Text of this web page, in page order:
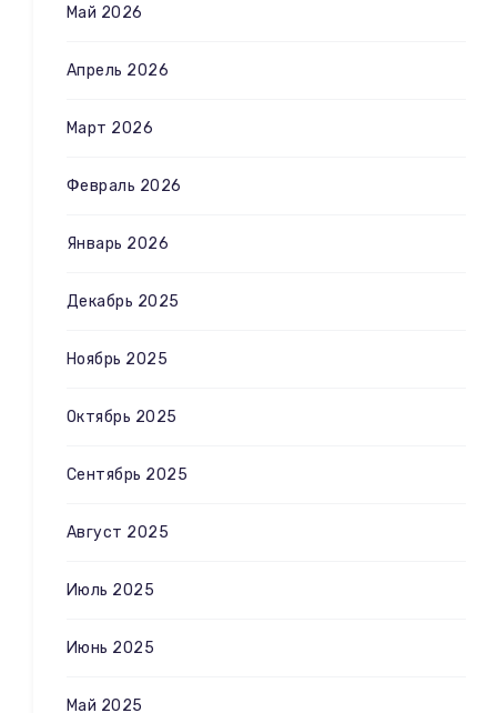
Май 2026
Апрель 2026
Март 2026
Февраль 2026
Январь 2026
Декабрь 2025
Ноябрь 2025
Октябрь 2025
Сентябрь 2025
Август 2025
Июль 2025
Июнь 2025
Май 2025